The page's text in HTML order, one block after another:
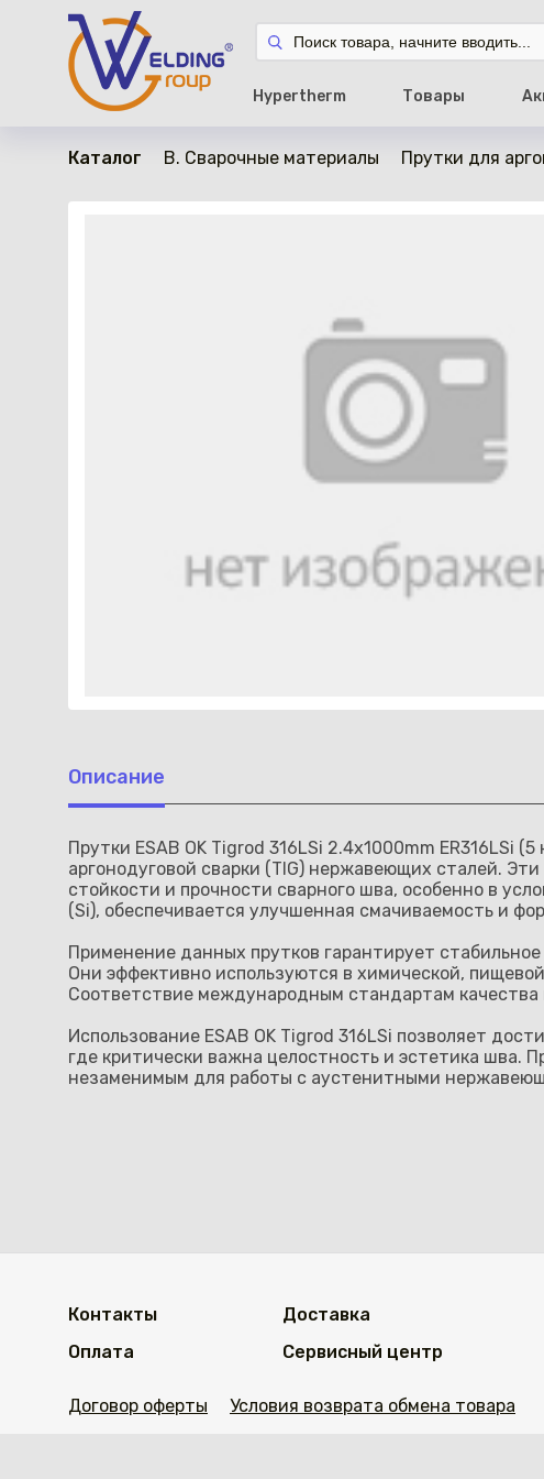
Hypertherm Товары
Каталог B. Сварочные материалы Прутки для
в наличии
Описание
Прутки ESAB OK Tigrod 316LSi 2.4x1000mm ER316LSi
аргонодуговой сварки (TIG) нержавеющих сталей.
стойкости и прочности сварного шва, особенно в
(Si), обеспечивается улучшенная смачиваемость и
Применение данных прутков гарантирует
Они эффективно используются в химической,
Соответствие международным стандартам
Использование ESAB OK Tigrod 316LSi позволяет
где критически важна целостность и эстетика шва.
незаменимым для работы с аустенитными
Контакты
Оплата
Доставка
Сервисный центр
Договор оферты Условия возврата обмена товара